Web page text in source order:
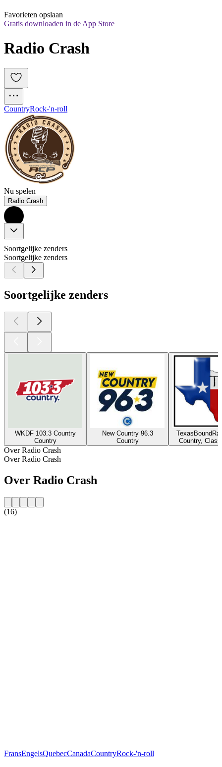
Favorieten opslaan
Gratis downloaden in de App Store
Radio Crash
CountryRock-'n-roll
Nu spelen
Radio Crash
Soortgelijke zenders
Soortgelijke zenders
Soortgelijke zenders
WKDF 103.3 Country
Country
New Country 96.3
Country
Country,
Over Radio Crash
Over Radio Crash
Over Radio Crash
(16)
FransEngelsQuebecCanadaCountryRock-'n-roll